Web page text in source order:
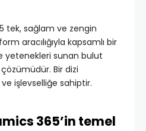
tek, sağlam ve zengin
aracılığıyla kapsamlı bir
yetenekleri sunan bulut
Bir dizi
ve işlevselliğe sahiptir.
365’in temel